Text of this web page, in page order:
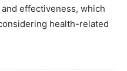
effectiveness, which
health-related